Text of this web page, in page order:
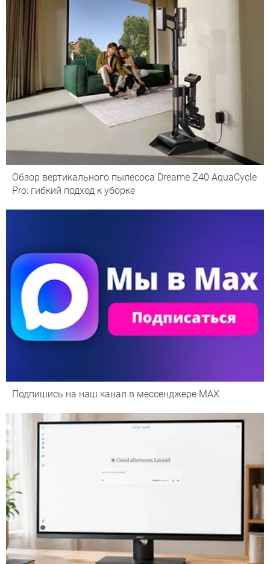
Обзор вертикального пылесоса Dreame Z40 AquaCycle
Pro: гибкий подход к уборке
Подпишись на наш канал в мессенджере МАХ